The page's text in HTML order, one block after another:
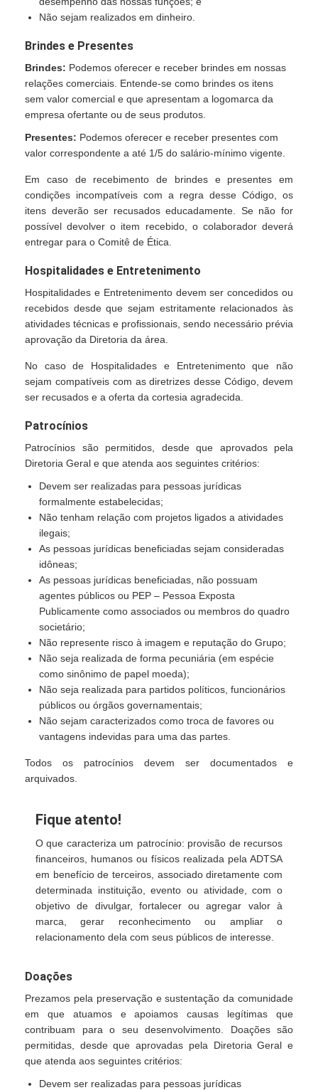
Não sejam realizados em dinheiro.
Brindes e Presentes
Brindes: Podemos oferecer e receber brindes em nossas
relações comerciais. Entende-se como brindes os itens
sem valor comercial e que apresentam a logomarca da
empresa ofertante ou de seus produtos.
Presentes: Podemos oferecer e receber presentes com
valor correspondente a até 1/5 do salário-mínimo vigente.
Em caso de recebimento de brindes e presentes em
condições incompatíveis com a regra desse Código, os
itens deverão ser recusados educadamente. Se não for
possível devolver o item recebido, o colaborador deverá
entregar para o Comitê de Ética.
Hospitalidades e Entretenimento
Hospitalidades e Entretenimento devem ser concedidos ou
recebidos desde que sejam estritamente relacionados às
atividades técnicas e profissionais, sendo necessário prévia
aprovação da Diretoria da área.
No caso de Hospitalidades e Entretenimento que não
sejam compatíveis com as diretrizes desse Código, devem
ser recusados e a oferta da cortesia agradecida.
Patrocínios
Patrocínios são permitidos, desde que aprovados pela
Diretoria Geral e que atenda aos seguintes critérios:
Devem ser realizadas para pessoas jurídicas
formalmente estabelecidas;
Não tenham relação com projetos ligados a atividades
ilegais;
As pessoas jurídicas beneficiadas sejam consideradas
idôneas;
As pessoas jurídicas beneficiadas, não possuam
agentes públicos ou PEP – Pessoa Exposta
Publicamente como associados ou membros do quadro
societário;
Não represente risco à imagem e reputação do Grupo;
Não seja realizada de forma pecuniária (em espécie
como sinônimo de papel moeda);
Não seja realizada para partidos políticos, funcionários
públicos ou órgãos governamentais;
Não sejam caracterizados como troca de favores ou
vantagens indevidas para uma das partes.
Todos os patrocínios devem ser documentados e
arquivados.
Fique atento!
O que caracteriza um patrocínio: provisão de recursos
financeiros, humanos ou físicos realizada pela ADTSA
em benefício de terceiros, associado diretamente com
determinada instituição, evento ou atividade, com o
objetivo de divulgar, fortalecer ou agregar valor à
marca, gerar reconhecimento ou ampliar o
relacionamento dela com seus públicos de interesse.
Doações
Prezamos pela preservação e sustentação da comunidade
em que atuamos e apoiamos causas legítimas que
contribuam para o seu desenvolvimento. Doações são
permitidas, desde que aprovadas pela Diretoria Geral e
que atenda aos seguintes critérios:
Devem ser realizadas para pessoas jurídicas